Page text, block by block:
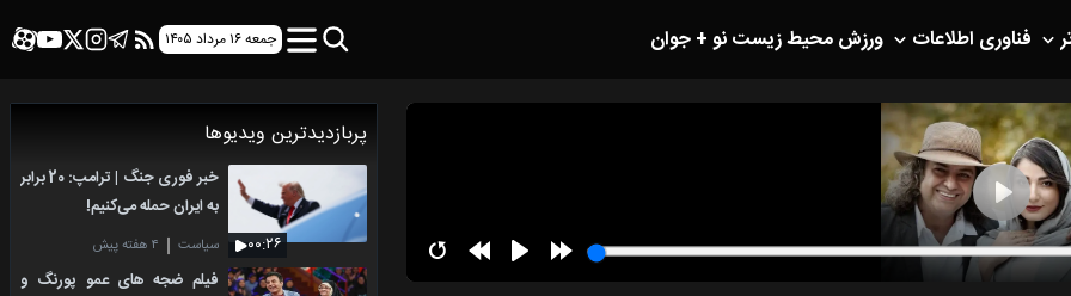
فناوری اطلاعات ورزشمحیط زیستنو + جوان جمعه ۱۶ مرداد ۱۴۰۵
پربازدیدترین ویدیوها
۰۰:۲۶
خبر فوری جنگ | ترامپ: 20 برابر
به ایران حمله می‌کنیم!
سیاست ۴ هفته پیش
فیلم ضجه های عمو پورنگ و